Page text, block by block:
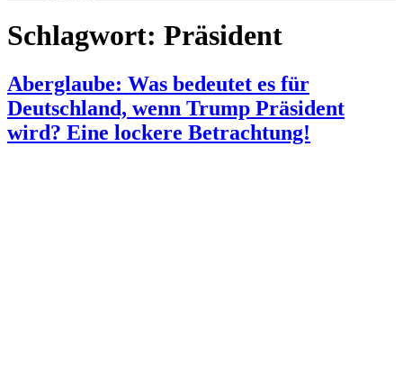
Schlagwort: Präsident
Aberglaube: Was bedeutet es für
Deutschland, wenn Trump Präsident
wird? Eine lockere Betrachtung!